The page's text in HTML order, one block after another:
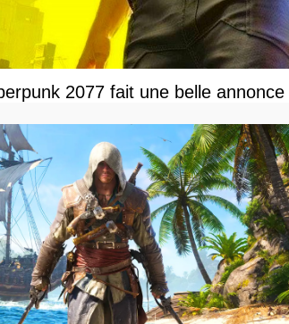
2077 fait une belle